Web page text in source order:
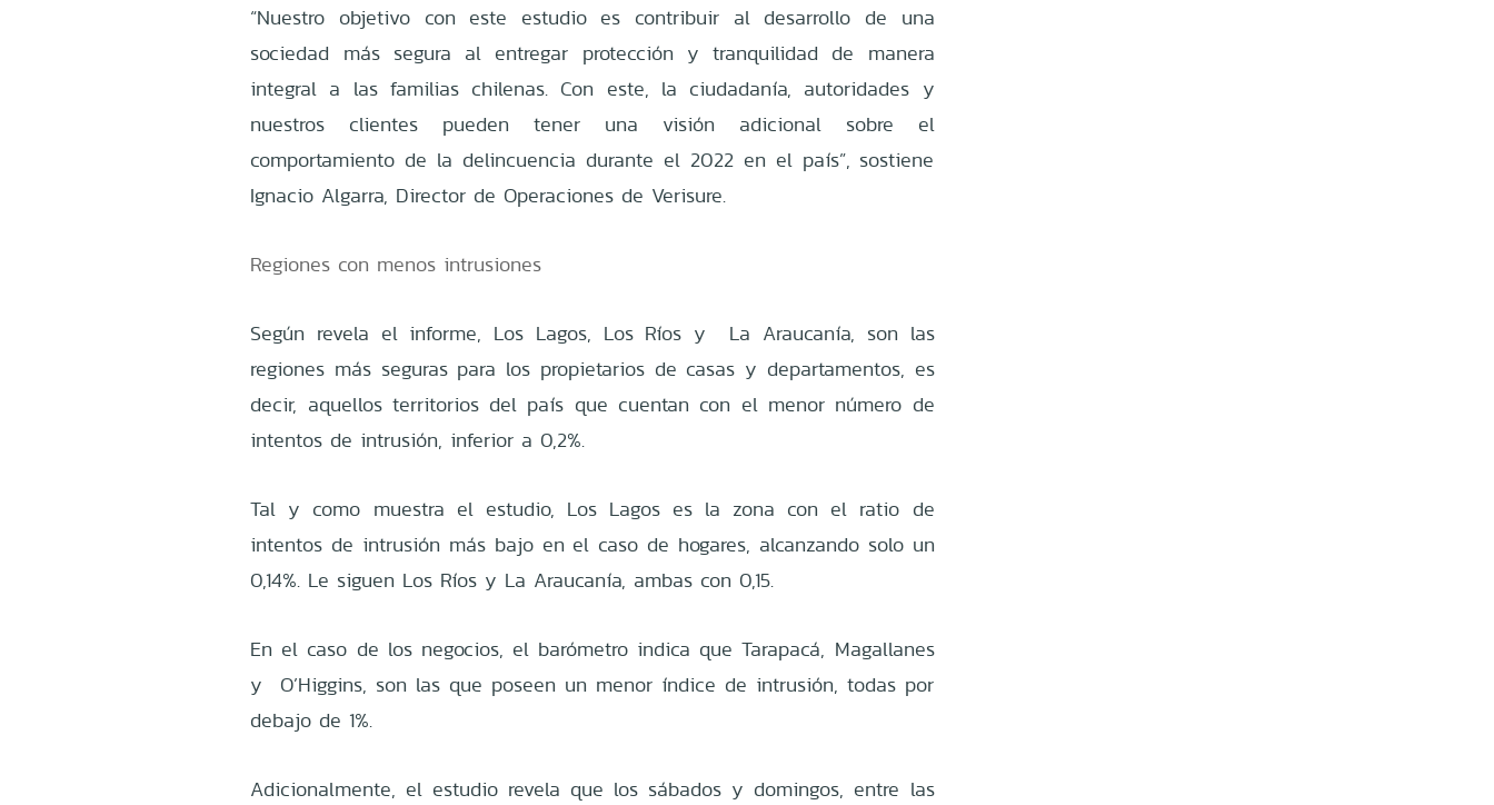
“Nuestro objetivo con este estudio es contribuir al desarrollo de una
sociedad más segura al entregar protección y tranquilidad de manera
integral a las familias chilenas. Con este, la ciudadanía, autoridades y
nuestros clientes pueden tener una visión adicional sobre el
comportamiento de la delincuencia durante el 2022 en el país”, sostiene
Ignacio Algarra, Director de Operaciones de Verisure.
Regiones con menos intrusiones
Según revela el informe, Los Lagos, Los Ríos y La Araucanía, son las
regiones más seguras para los propietarios de casas y departamentos, es
decir, aquellos territorios del país que cuentan con el menor número de
intentos de intrusión, inferior a 0,2%.
Tal y como muestra el estudio, Los Lagos es la zona con el ratio de
intentos de intrusión más bajo en el caso de hogares, alcanzando solo un
0,14%. Le siguen Los Ríos y La Araucanía, ambas con 0,15.
En el caso de los negocios, el barómetro indica que Tarapacá, Magallanes
y O’Higgins, son las que poseen un menor índice de intrusión, todas por
debajo de 1%.
Adicionalmente, el estudio revela que los sábados y domingos, entre las